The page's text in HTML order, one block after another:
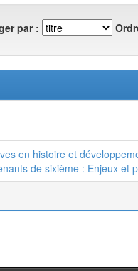
par :
en histoire et
de sixième : Enjeux et